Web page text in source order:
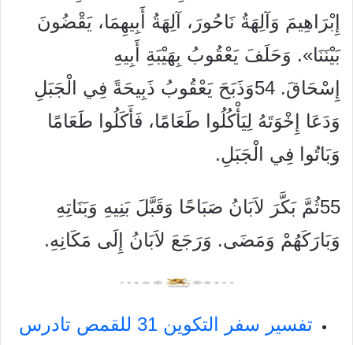
إِبْرَاهِيمَ وَآلِهَةُ نَاحُورَ، آلِهَةُ أَبِيهِمَا، يَقْضُونَ
بَيْنَنَا». وَحَلَفَ يَعْقُوبُ بِهَيْبَةِ أَبِيهِ
إِسْحَاقَ. 54وَذَبَحَ يَعْقُوبُ ذَبِيحَةً فِي الْجَبَلِ
وَدَعَا إِخْوَتَهُ لِيَأْكُلُوا طَعَامًا، فَأَكَلُوا طَعَامًا
وَبَاتُوا فِي الْجَبَلِ.
55ثُمَّ بَكَّرَ لاَبَانُ صَبَاحًا وَقَبَّلَ بَنِيهِ وَبَنَاتِهِ
وَبَارَكَهُمْ وَمَضَى. وَرَجَعَ لاَبَانُ إِلَى مَكَانِهِ.
تفسير سفر التكوين 31 للقمص تادرس